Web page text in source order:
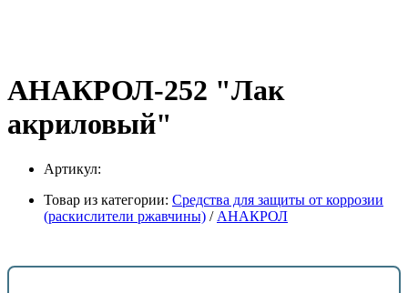
АНАКРОЛ-252 "Лак
акриловый"
Артикул:
Товар из категории: Средства для защиты от коррозии
(раскислители ржавчины) / АНАКРОЛ